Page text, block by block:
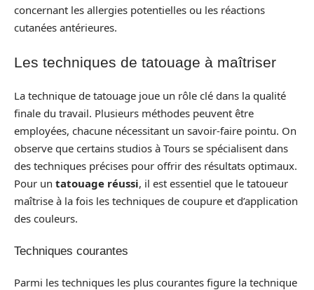
concernant les allergies potentielles ou les réactions
cutanées antérieures.
Les techniques de tatouage à maîtriser
La technique de tatouage joue un rôle clé dans la qualité
finale du travail. Plusieurs méthodes peuvent être
employées, chacune nécessitant un savoir-faire pointu. On
observe que certains studios à Tours se spécialisent dans
des techniques précises pour offrir des résultats optimaux.
Pour un tatouage réussi, il est essentiel que le tatoueur
maîtrise à la fois les techniques de coupure et d’application
des couleurs.
Techniques courantes
Parmi les techniques les plus courantes figure la technique